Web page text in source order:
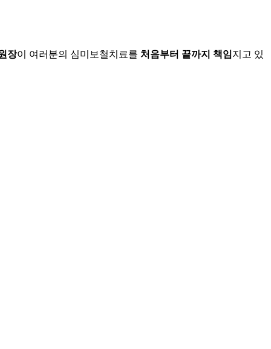
장이 여러분의 심미보철치료를 처음부터 끝까지 책임지고 있